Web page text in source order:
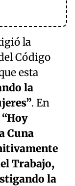
la
Código
esta
la
. En
“Hoy
Cuna
Trabajo,
la